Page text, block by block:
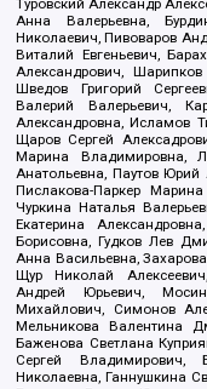
Туровский Александр
Анна Валерьевна,
Николаевич, Пивоваров
Виталий Евгеньевич,
Александрович,
Шведов Григорий
Валерий Валерьевич,
Александровна, Исламов
Щаров Сергей
Марина Владимировна,
Анатольевна, Паутов Юрий
Пислакова-Паркер
Чуркина Наталья
Екатерина
Борисовна, Гудков Лев
Анна Васильевна,
Щур Николай
Андрей Юрьевич,
Михайлович, Симонов
Мельникова Валентина
Баженова Светлана
Сергей Владимирович,
Николаевна, Ганнушкина